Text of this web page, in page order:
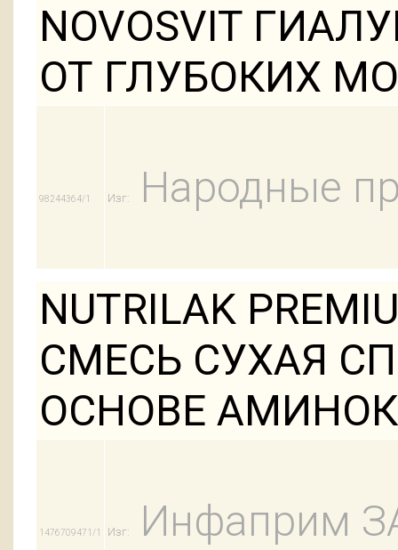
NOVOSVIT
ОТ ГЛУБОКИХ
98244364/1 Изг: Народные
NUTRILAK
СМЕСЬ СУХАЯ
ОСНОВЕ
1476709471/1 Изг: Инфаприм